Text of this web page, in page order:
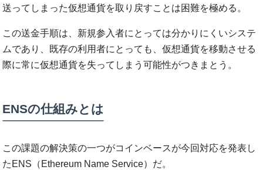
送ってしまった仮想通貨を取り戻すことは困難を極める。
この送金手順は、新規参入者にとっては分かりにくいシステ
ムであり、既存の利用者にとっても、仮想通貨を移動させる
際に常に仮想通貨を失ってしまう可能性がつきまとう。
ENSの仕組みとは
この課題の解決策の一つがコインベースが今回対応を発表し
たENS（Ethereum Name Service）だ。